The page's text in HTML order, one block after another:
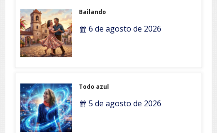
Bailando
6 de agosto de 2026
Todo azul
5 de agosto de 2026